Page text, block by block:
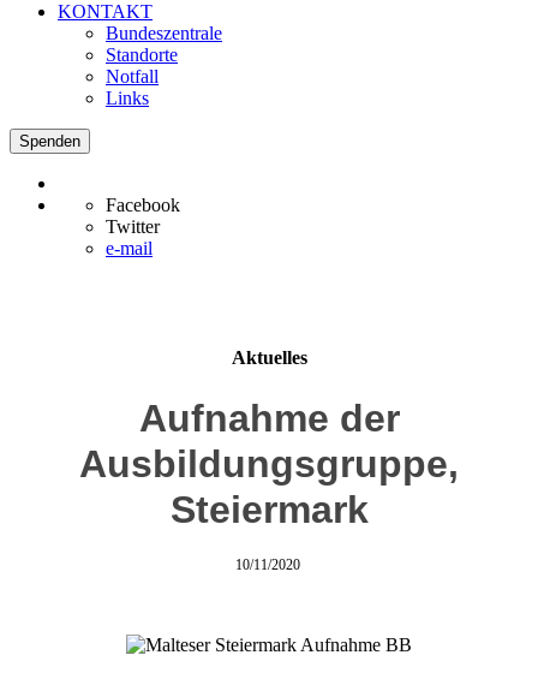
KONTAKT
Bundeszentrale
Standorte
Notfall
Links
Spenden
Facebook
Twitter
e-mail
Aktuelles
Aufnahme der
Ausbildungsgruppe,
Steiermark
10/11/2020